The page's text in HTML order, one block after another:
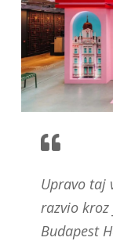
Upravo taj
razvio
Budapest